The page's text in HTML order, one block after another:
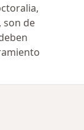
son de